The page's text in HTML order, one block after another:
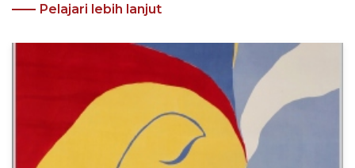
Pelajari lebih lanjut